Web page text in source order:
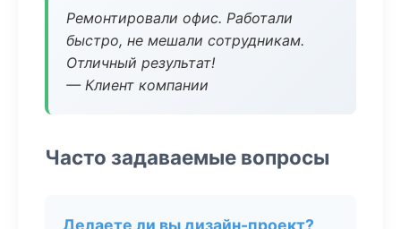
Ремонтировали офис. Работали
быстро, не мешали сотрудникам.
Отличный результат!
— Клиент компании
Часто задаваемые вопросы
Делаете ли вы дизайн-проект?